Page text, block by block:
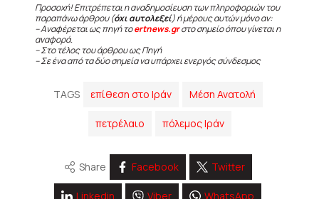
Προσοχή! Επιτρέπεται η αναδημοσίευση των πληροφοριών του
παραπάνω άρθρου (όχι αυτολεξεί) ή μέρους αυτών μόνο αν:
– Αναφέρεται ως πηγή τοertnews.grστο σημείο όπου γίνεται η
αναφορά.
– Στο τέλος του άρθρου ως Πηγή
– Σε ένα από τα δύο σημεία να υπάρχει ενεργός σύνδεσμος
TAGS επίθεση στο Ιράν Μέση Ανατολή
πετρέλαιο πόλεμος Ιράν
Share Facebook Twitter
Linkedin Viber WhatsApp